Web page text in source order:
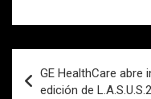
de
GE HealthCare abre
edición de